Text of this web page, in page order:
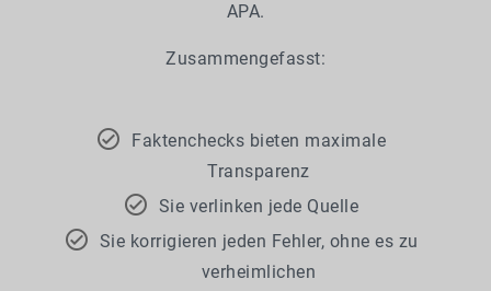
APA.
Zusammengefasst:
Faktenchecks bieten maximale
Transparenz
Sie verlinken jede Quelle
Sie korrigieren jeden Fehler, ohne es zu
verheimlichen